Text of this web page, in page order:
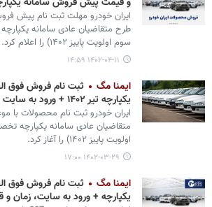
​​​​​​​ایران خودرو مهلت ثبت نام پیش
طرح متقاضیان عادی سامانه
سوم اولویت پاییز ۱۴۰۲) را اعلام کرد.
۱۴۰۲-۰۴-۱۱ ۱۴:۵۹
ایمنا مگ
ثبت نام فروش فوق
یکپارچه تیر ۱۴۰۲ + ورود به سایت و زمان
​​​​​​​ایران خودرو ثبت نام محصولات با
متقاضیان عادی سامانه یکپارچه
اولویت پاییز ۱۴۰۲) را آغاز کرد.
۱۴۰۲-۰۳-۲۹ ۱۷:۰۰
ایمنا مگ
ثبت نام فروش فوق
یکپارچه + ورود به سایت، زمان و